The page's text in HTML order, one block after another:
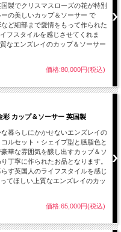
製でクリスマスローズの花が特別
の美しいカップ＆ソーサー で
ど細部まで愛情をもって作られた
フスタイルを感じさせてくれま
なエンズレイのカップ＆ソーサー
価格:80,000円(税込)
彩 カップ＆ソーサー 英国製
暮らしにかかせないエンズレイの
ルセット・シェイプ型と臙脂色と
華な雰囲気を醸し出すカップ＆ソ
丁寧に作られたお品となります。
す英国人のライフスタイルを感じ
てほしい上質なエンズレイのカッ
価格:65,000円(税込)